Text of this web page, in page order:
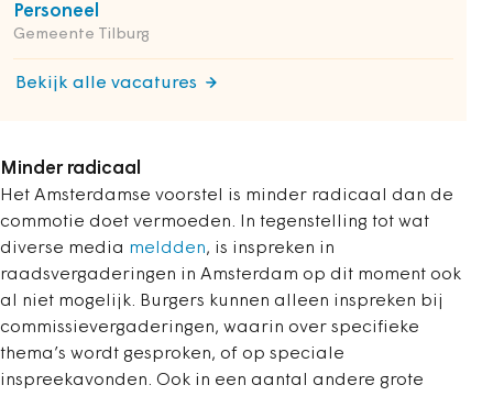
Personeel
Gemeente Tilburg
Bekijk alle vacatures
Minder radicaal
Het Amsterdamse voorstel is minder radicaal dan de
commotie doet vermoeden. In tegenstelling tot wat
diverse media meldden, is inspreken in
raadsvergaderingen in Amsterdam op dit moment ook
al niet mogelijk. Burgers kunnen alleen inspreken bij
commissievergaderingen, waarin over specifieke
thema’s wordt gesproken, of op speciale
inspreekavonden. Ook in een aantal andere grote